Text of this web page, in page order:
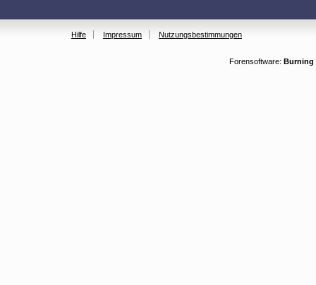
Hilfe Impressum Nutzungsbestimmungen
Forensoftware: Burning